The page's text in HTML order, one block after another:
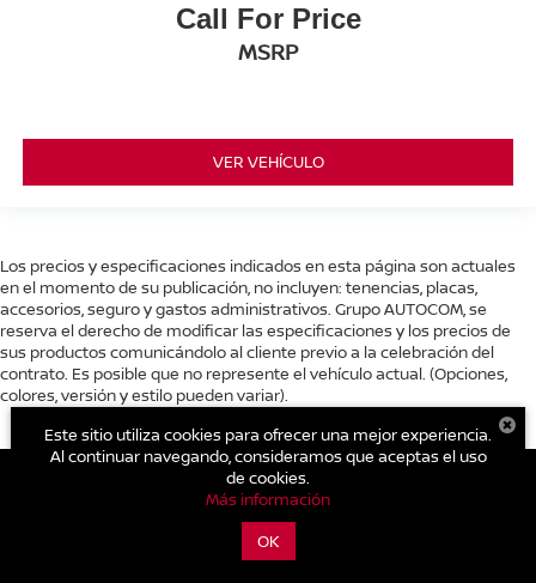
Call For Price
MSRP
VER VEHÍCULO
Los precios y especificaciones indicados en esta página son actuales
en el momento de su publicación, no incluyen: tenencias, placas,
accesorios, seguro y gastos administrativos. Grupo AUTOCOM, se
reserva el derecho de modificar las especificaciones y los precios de
sus productos comunicándolo al cliente previo a la celebración del
contrato. Es posible que no represente el vehículo actual. (Opciones,
colores, versión y estilo pueden variar).
Carretera Toluca - Zitácuaro Km.
Michoacán de Ocampo,México
Aviso de Privacidad
Este sitio utiliza cookies para ofrecer una mejor experiencia.
Al continuar navegando, consideramos que aceptas el uso
de cookies.
Más información
OK